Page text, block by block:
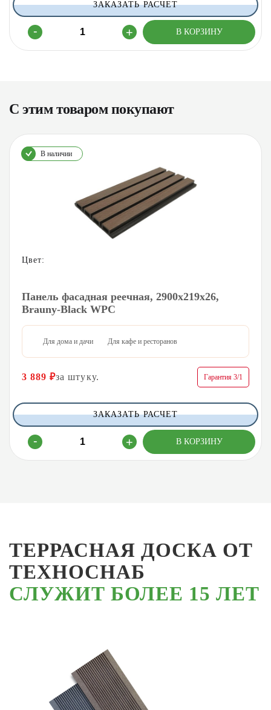
ЗАКАЗАТЬ РАСЧЕТ
С этим товаром покупают
В наличии
Цвет:
Панель фасадная реечная, 2900х219х26,
Brauny-Black WPC
Для дома и дачи Для кафе и ресторанов
3 889 ₽за штуку. Гарантия 3/1
ЗАКАЗАТЬ РАСЧЕТ
ТЕРРАСНАЯ ДОСКА ОТ
ТЕХНОСНАБ
СЛУЖИТ БОЛЕЕ 15 ЛЕТ